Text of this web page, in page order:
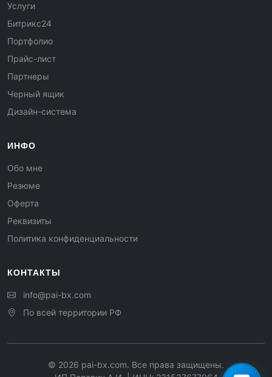
Услуги
Битрикс24
Портфолио
Прайс-лист
Партнеры
Черный ящик
Дизайн-система
ИНФО
Обо мне
Резюме
Оферта
Реквизиты
Политика конфиденциальности
КОНТАКТЫ
info@pai-bx.com
По всей территории РФ
© 2026 pai-bx.com. Все права защищены.